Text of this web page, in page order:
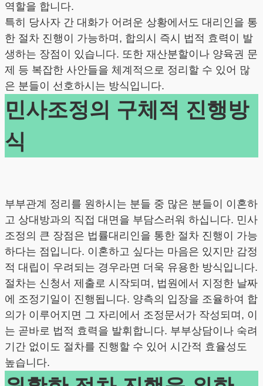
역할을 합니다.
특히 당사자 간 대화가 어려운 상황에서도 대리인을 통
한 절차 진행이 가능하며, 합의시 즉시 법적 효력이 발
생하는 장점이 있습니다. 또한 재산분할이나 양육권 문
제 등 복잡한 사안들을 체계적으로 정리할 수 있어 많
은 분들이 선호하시는 방식입니다.
민사조정의 구체적 진행방
식
부부관계 정리를 원하시는 분들 중 많은 분들이 이혼하
고 상대방과의 직접 대면을 부담스러워 하십니다. 민사
조정의 큰 장점은 법률대리인을 통한 절차 진행이 가능
하다는 점입니다. 이혼하고 싶다는 마음은 있지만 감정
적 대립이 우려되는 경우라면 더욱 유용한 방식입니다.
절차는 신청서 제출로 시작되며, 법원에서 지정한 날짜
에 조정기일이 진행됩니다. 양측의 입장을 조율하여 합
의가 이루어지면 그 자리에서 조정문서가 작성되며, 이
는 곧바로 법적 효력을 발휘합니다. 부부상담이나 숙려
기간 없이도 절차를 진행할 수 있어 시간적 효율성도
높습니다.